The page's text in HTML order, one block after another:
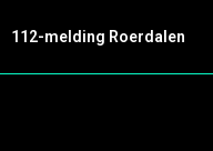
112-melding Roerdalen